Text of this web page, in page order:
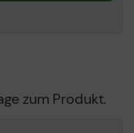
zum Produkt.